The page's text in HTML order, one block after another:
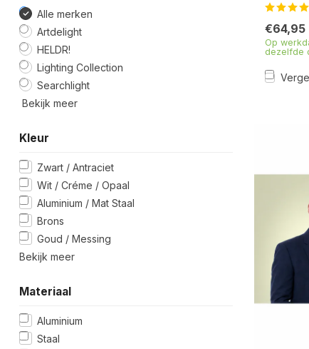
Alle merken
Artdelight
HELDR!
Lighting Collection
Searchlight
Bekijk meer
Kleur
Zwart / Antraciet
Wit / Créme / Opaal
Aluminium / Mat Staal
Brons
Goud / Messing
Bekijk meer
Materiaal
Aluminium
Staal
€64,95
Op
dezelfde